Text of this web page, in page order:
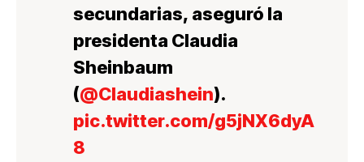
secundarias, aseguró la
presidenta Claudia
Sheinbaum
(@Claudiashein).
pic.twitter.com/g5jNX6dyA
8